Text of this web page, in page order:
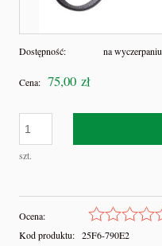
Dostępność: na wyczerpaniu
Cena: 75,00 zł
szt.
Ocena:
Kod produktu: 25F6-790E2